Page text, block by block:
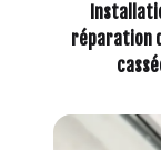
réparation